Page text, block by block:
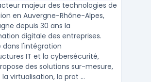
majeur des technologies de
en Auvergne-Rhône-Alpes,
depuis 30 ans la
digitale des entreprises.
dans l'intégration
IT et la cybersécurité,
des solutions sur-mesure,
virtualisation, la prot ...